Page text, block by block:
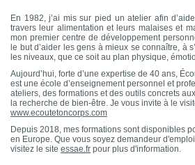
En 1982, j’ai mis sur pied un atelier afin
travers leur alimentation et leurs malaises et
mon premier centre de développement
le but d’aider les gens à mieux se connaître, à
les niveaux, que ce soit au plan physique,
Aujourd’hui, forte d’une expertise de 40 ans,
est une école d’enseignement personnel et
ateliers, des formations et des outils concrets
la recherche de bien-être. Je vous invite à le
www.ecoutetoncorps.com
Depuis 2018, mes formations sont disponibles
en Europe. Que vous soyez demandeur
visitez le site essae.fr pour plus d'information.